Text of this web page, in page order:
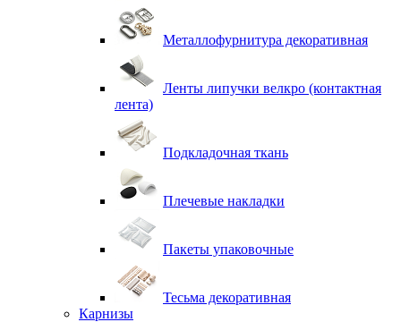
Металлофурнитура декоративная
Ленты липучки велкро (контактная
лента)
Подкладочная ткань
Плечевые накладки
Пакеты упаковочные
Тесьма декоративная
Карнизы